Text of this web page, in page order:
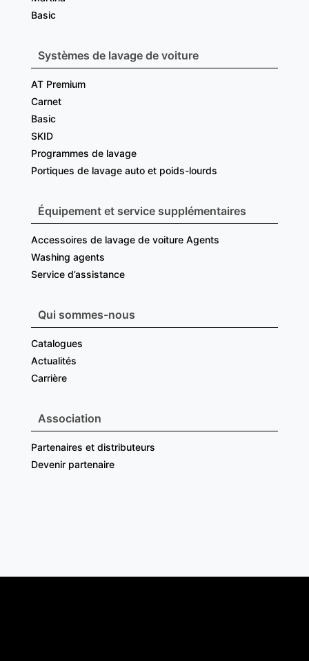
Basic
Systèmes de lavage de voiture
AT Premium
Carnet
Basic
SKID
Programmes de lavage
Portiques de lavage auto et poids-lourds
Équipement et service supplémentaires
Accessoires de lavage de voiture Agents
Washing agents
Service d’assistance
Qui sommes-nous
Catalogues
Actualités
Carrière
Association
Partenaires et distributeurs
Devenir partenaire